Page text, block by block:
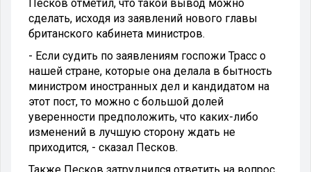
Песков отметил, что такой вывод можно
сделать, исходя из заявлений нового главы
британского кабинета министров.
- Если судить по заявлениям госпожи Трасс о
нашей стране, которые она делала в бытность
министром иностранных дел и кандидатом на
этот пост, то можно с большой долей
уверенности предположить, что каких-либо
изменений в лучшую сторону ждать не
приходится, - сказал Песков.